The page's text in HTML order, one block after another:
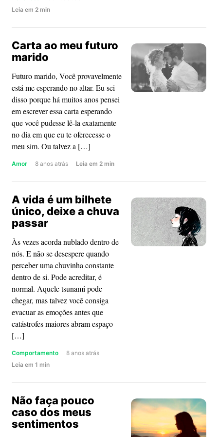
Leia about
eu
não
ser
a
sua
alma
gêmea?
em 2 min
Carta ao meu futuro
marido
Futuro marido, Você provavelmente
está me esperando no altar. Eu sei
disso porque há muitos anos pensei
em escrever essa carta esperando
que você pudesse lê-la exatamente
no dia em que eu te oferecesse o
meu sim. Ou talvez a […]
Amor 8 anos atrás Leia about
meu
futuro
em 2 min
A vida é um bilhete
único, deixe a chuva
passar
Às vezes acorda nublado dentro de
nós. E não se desespere quando
perceber uma chuvinha constante
dentro de si. Pode acreditar, é
normal. Aquele tsunami pode
chegar, mas talvez você consiga
evacuar as emoções antes que
catástrofes maiores abram espaço
[…]
Comportamento
8 anos atrás
Leia about
é
um
bilhete
em 1 min
Não faça pouco
caso dos meus
sentimentos